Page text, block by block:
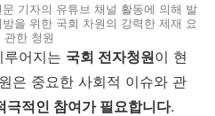
기자의 유튜브 채널 활동에 의해 발
을 위한 국회 차원의 강력한 제재 요
관한 청원
어지는 국회 전자청원이 현
은 중요한 사회적 이슈와 관
극적인 참여가 필요합니다.